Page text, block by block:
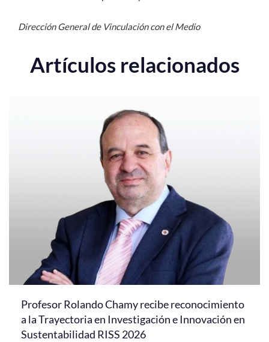
Dirección General de Vinculación con el Medio
Artículos relacionados
Profesor Rolando Chamy recibe reconocimiento
a la Trayectoria en Investigación e Innovación en
Sustentabilidad RISS 2026